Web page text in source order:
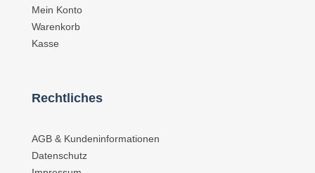
Mein Konto
Warenkorb
Kasse
Rechtliches
AGB & Kundeninformationen
Datenschutz